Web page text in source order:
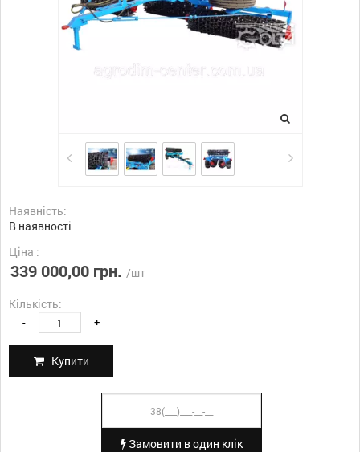
Наявність:
В наявності
Ціна :
339 000,00 грн. /шт
Кількість:
- +
Купити
Замовити в один клік